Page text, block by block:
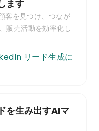
ます
客を見つけ、つなが
販売活動を効率化し
リード生成に
を生み出すAIマ